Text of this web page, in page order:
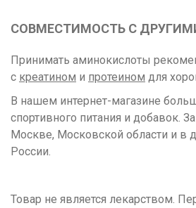
СОВМЕСТИМОСТЬ С
Принимать аминокислоты
с креатином и протеином для
В нашем интернет-магазине
спортивного питания и добавок.
Москве, Московской области и в
России.
Товар не является лекарством.